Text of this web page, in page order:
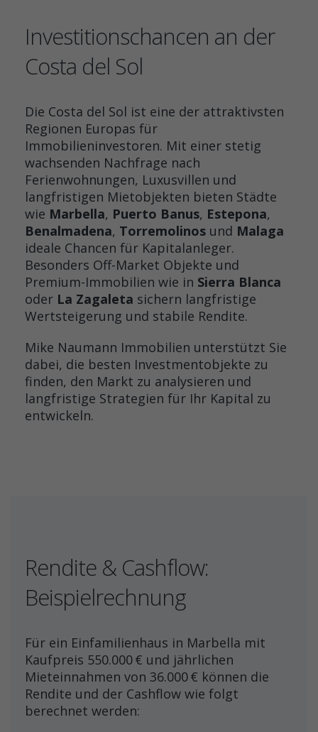
Investitionschancen an der
Costa del Sol
Die Costa del Sol ist eine der attraktivsten
Regionen Europas für
Immobilieninvestoren. Mit einer stetig
wachsenden Nachfrage nach
Ferienwohnungen, Luxusvillen und
langfristigen Mietobjekten bieten Städte
wie Marbella, Puerto Banus, Estepona,
Benalmadena, Torremolinos und Malaga
ideale Chancen für Kapitalanleger.
Besonders Off-Market Objekte und
Premium-Immobilien wie in Sierra Blanca
oder La Zagaleta sichern langfristige
Wertsteigerung und stabile Rendite.
Mike Naumann Immobilien unterstützt Sie
dabei, die besten Investmentobjekte zu
finden, den Markt zu analysieren und
langfristige Strategien für Ihr Kapital zu
entwickeln.
Rendite & Cashflow:
Beispielrechnung
Für ein Einfamilienhaus in Marbella mit
Kaufpreis 550.000 € und jährlichen
Mieteinnahmen von 36.000 € können die
Rendite und der Cashflow wie folgt
berechnet werden: